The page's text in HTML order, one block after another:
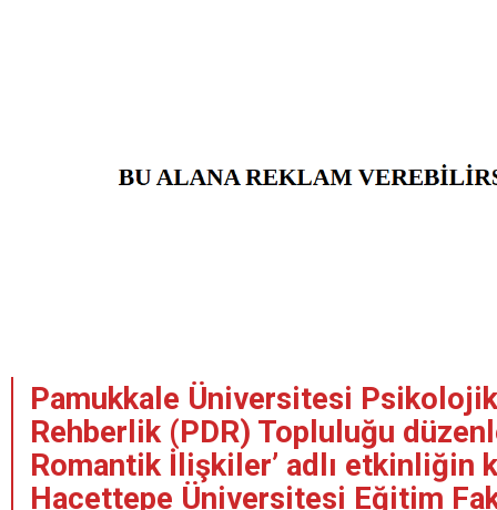
Pamukkale Üniversitesi Psikolojik
Rehberlik (PDR) Topluluğu
Romantik İlişkiler’ adlı etkinliğin
Hacettepe Üniversitesi Eğitim